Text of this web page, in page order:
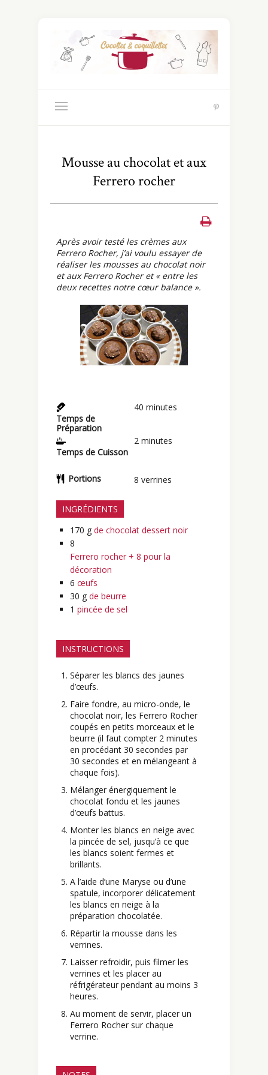
Mousse au chocolat et aux
Ferrero rocher
Après avoir testé les crèmes aux
Ferrero Rocher, j’ai voulu essayer de
réaliser les mousses au chocolat noir
et aux Ferrero Rocher et « entre les
deux recettes notre cœur balance ».
Temps de
Préparation
40 minutes
Temps de Cuisson
2 minutes
Portions 8 verrines
INGRÉDIENTS
170 g de chocolat dessert noir
8
Ferrero rocher + 8 pour la
décoration
6 œufs
30 g de beurre
1 pincée de sel
INSTRUCTIONS
Séparer les blancs des jaunes
d’œufs.
Faire fondre, au micro-onde, le
chocolat noir, les Ferrero Rocher
coupés en petits morceaux et le
beurre (il faut compter 2 minutes
en procédant 30 secondes par
30 secondes et en mélangeant à
chaque fois).
Mélanger énergiquement le
chocolat fondu et les jaunes
d’œufs battus.
Monter les blancs en neige avec
la pincée de sel, jusqu’à ce que
les blancs soient fermes et
brillants.
A l’aide d’une Maryse ou d’une
spatule, incorporer délicatement
les blancs en neige à la
préparation chocolatée.
Répartir la mousse dans les
verrines.
Laisser refroidir, puis filmer les
verrines et les placer au
réfrigérateur pendant au moins 3
heures.
Au moment de servir, placer un
Ferrero Rocher sur chaque
verrine.